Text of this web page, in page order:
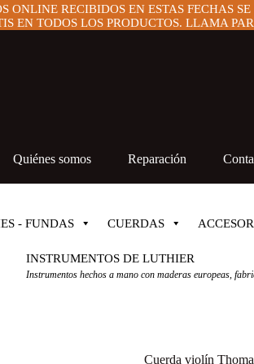
RECIBIDOS EN ESTAS FECHAS
EN TODOS LOS PRODUCTOS. LLAMA
Quiénes somos Reparación
- FUNDAS CUERDAS
INSTRUMENTOS DE LUTHIER
Instrumentos hechos a mano con maderas europeas,
Cuerda violín